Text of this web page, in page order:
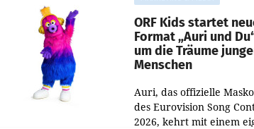
Nettoreichweite im ersten
Halbjahr 2026
ORF Kids startet
Format „Auri und
um die Träume
Menschen
Auri, das offizielle
des Eurovision Song
2026, kehrt mit einem